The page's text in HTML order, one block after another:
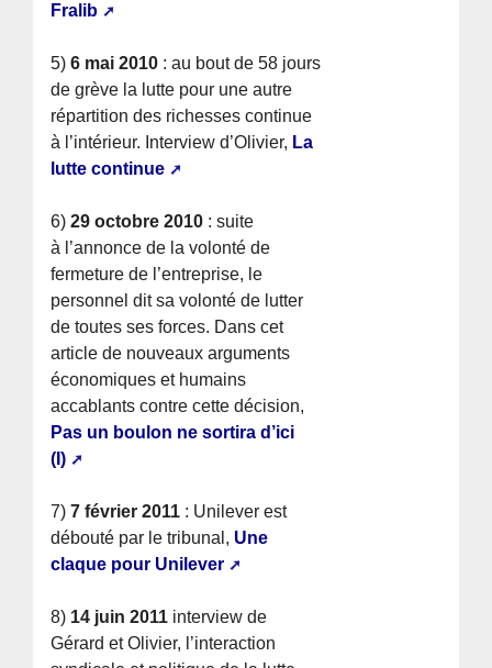
Fralib
5)6 mai 2010 : au bout de 58 jours
de grève la lutte pour une autre
répartition des richesses continue
à l’intérieur. Interview d’Olivier, La
lutte continue
6)29 octobre 2010 : suite
à l’annonce de la volonté de
fermeture de l’entreprise, le
personnel dit sa volonté de lutter
de toutes ses forces. Dans cet
article de nouveaux arguments
économiques et humains
accablants contre cette décision,
Pas un boulon ne sortira d’ici
(I)
7)7 février 2011 : Unilever est
débouté par le tribunal, Une
claque pour Unilever
8) 14 juin 2011 interview de
Gérard et Olivier, l’interaction